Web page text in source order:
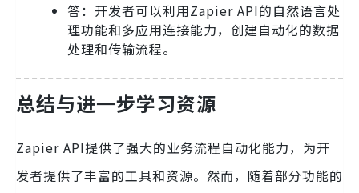
答：开发者可以利用Zapier API的自然语言处
理功能和多应用连接能力，创建自动化的数据
处理和传输流程。
总结与进一步学习资源
Zapier API提供了强大的业务流程自动化能力，为开
发者提供了丰富的工具和资源。然而，随着部分功能的